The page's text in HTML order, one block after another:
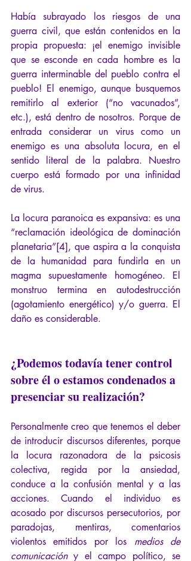
Había subrayado los riesgos de una
guerra civil, que están contenidos en la
propia propuesta: ¡el enemigo invisible
que se esconde en cada hombre es la
guerra interminable del pueblo contra el
pueblo! El enemigo, aunque busquemos
remitirlo al exterior (“no vacunados”,
etc.), está dentro de nosotros. Porque de
entrada considerar un virus como un
enemigo es una absoluta locura, en el
sentido literal de la palabra. Nuestro
cuerpo está formado por una infinidad
de virus.
La locura paranoica es expansiva: es una
“reclamación ideológica de dominación
planetaria”[4], que aspira a la conquista
de la humanidad para fundirla en un
magma supuestamente homogéneo. El
monstruo termina en autodestrucción
(agotamiento energético) y/o guerra. El
daño es considerable.
¿Podemos todavía tener control
sobre él o estamos condenados a
presenciar su realización?
Personalmente creo que tenemos el deber
de introducir discursos diferentes, porque
la locura razonadora de la psicosis
colectiva, regida por la ansiedad,
conduce a la confusión mental y a las
acciones. Cuando el individuo es
acosado por discursos persecutorios, por
paradojas, mentiras, comentarios
violentos emitidos por los medios de
comunicación y el campo político, se